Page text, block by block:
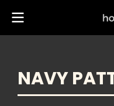
NAVY